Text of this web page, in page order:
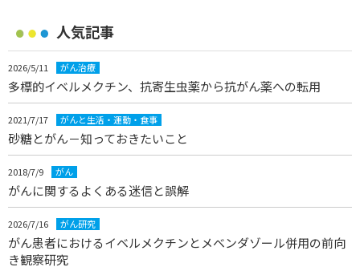
人気記事
2026/5/11 がん治療
多標的イベルメクチン、抗寄生虫薬から抗がん薬への転用
2021/7/17 がんと生活・運動・食事
砂糖とがん－知っておきたいこと
2018/7/9 がん
がんに関するよくある迷信と誤解
2026/7/16 がん研究
がん患者におけるイベルメクチンとメベンダゾール併用の前向
き観察研究